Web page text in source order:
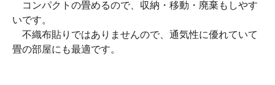
コンパクトの畳めるので、収納・移動・廃棄もしやす
いです。
不織布貼りではありませんので、通気性に優れていて
畳の部屋にも最適です。